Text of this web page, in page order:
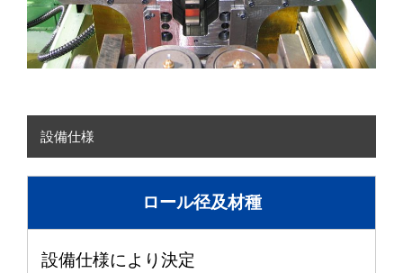
設備仕様
ロール径及材種
設備仕様により決定